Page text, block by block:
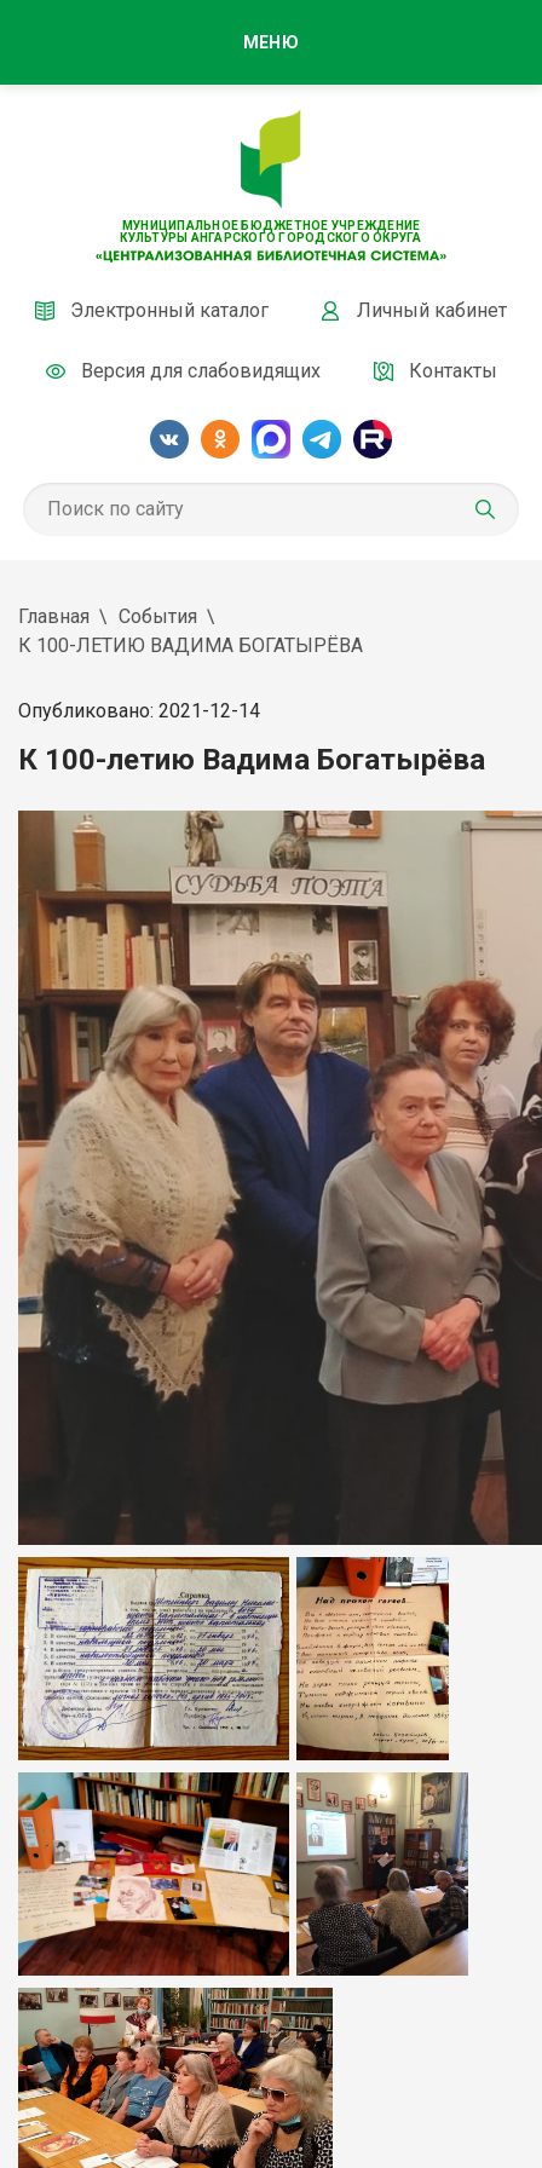
МУНИЦИПАЛЬНОЕ БЮДЖЕТНОЕ УЧРЕЖДЕНИЕ
КУЛЬТУРЫ АНГАРСКОГО ГОРОДСКОГО ОКРУГА
Электронный каталог Личный кабинет
Версия для слабовидящих Контакты
МЕНЮ
Главная
События
К 100-ЛЕТИЮ ВАДИМА БОГАТЫРЁВА
Опубликовано: 2021-12-14
К 100-летию Вадима Богатырёва